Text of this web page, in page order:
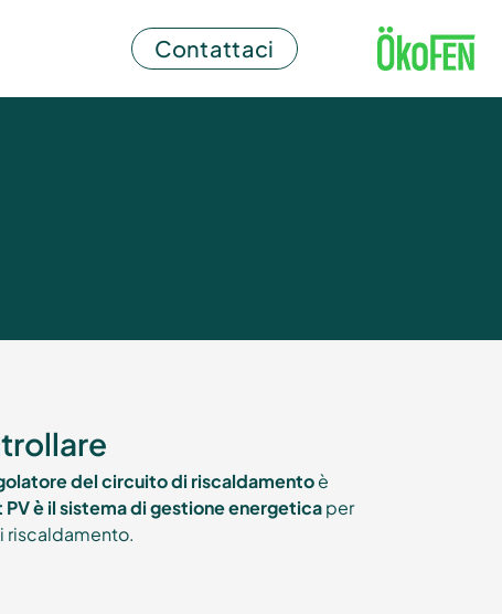
Contattaci
del circuito di riscaldamentoè
PV è il sistema di gestione energeticaper
riscaldamento.